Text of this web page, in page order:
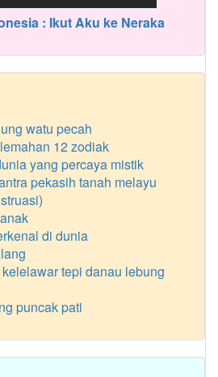
: Ikut Aku ke Neraka
watu pecah
12 zodiak
yang percaya mistik
pekasih tanah melayu
di dunia
tepi danau lebung
puncak pati